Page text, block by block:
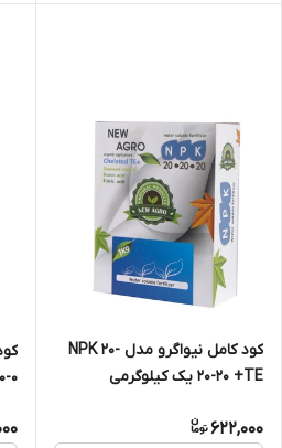
کود کامل نیواگرو مدل NPK 20-
20-20 +TE یک کیلوگرمی
622,000
0-0 NPK یک کیلوگرمی